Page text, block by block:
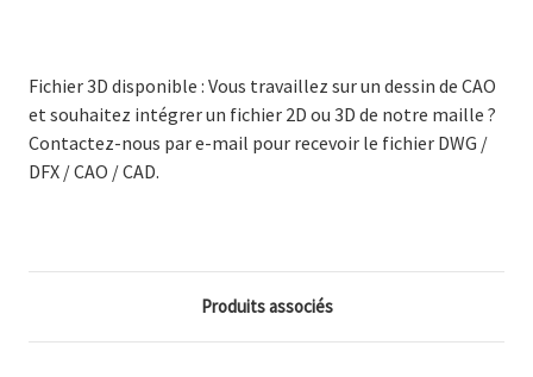
Fichier 3D disponible : Vous travaillez sur un dessin de CAO
et souhaitez intégrer un fichier 2D ou 3D de notre maille ?
Contactez-nous par e-mail pour recevoir le fichier DWG /
DFX / CAO / CAD.
Produits associés